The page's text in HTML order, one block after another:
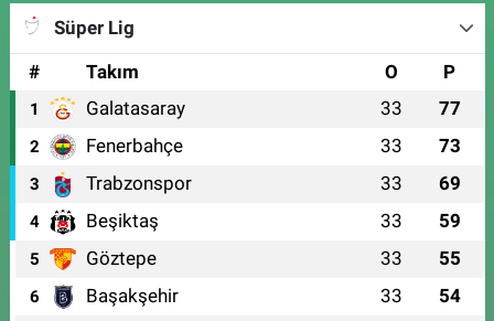
Süper Lig
#
Takım O P
1 Galatasaray 33 77
2 Fenerbahçe 33 73
3 Trabzonspor 33 69
4 Beşiktaş 33 59
5 Göztepe 33 55
6 Başakşehir 33 54